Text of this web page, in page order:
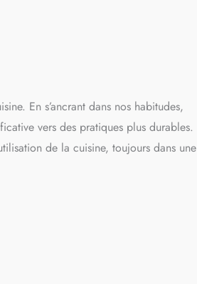
En s’ancrant dans nos habitudes,
vers des pratiques plus durables.
de la cuisine, toujours dans une